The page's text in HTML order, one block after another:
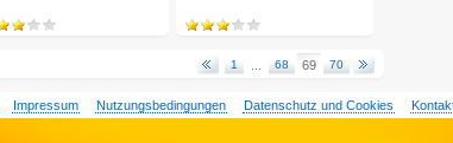
1 68 69 70
Impressum Nutzungsbedingungen Datenschutz und Cookies